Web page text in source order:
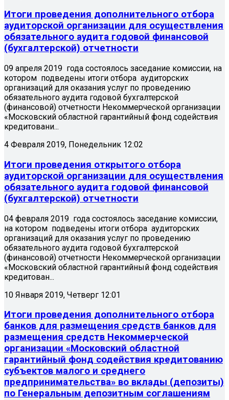
Итоги проведения дополнительного отбора
аудиторской организации для осуществления
обязательного аудита годовой финансовой
(бухгалтерской) отчетности
09 апреля 2019 года состоялось заседание комиссии, на
котором подведены итоги отбора аудиторских
организаций для оказания услуг по проведению
обязательного аудита годовой бухгалтерской
(финансовой) отчетности Некоммерческой организации
«Московский областной гарантийный фонд содействия
кредитовани...
4 Февраля 2019, Понедельник 12:02
Итоги проведения открытого отбора
аудиторской организации для осуществления
обязательного аудита годовой финансовой
(бухгалтерской) отчетности
04 февраля 2019 года состоялось заседание комиссии,
на котором подведены итоги отбора аудиторских
организаций для оказания услуг по проведению
обязательного аудита годовой бухгалтерской
(финансовой) отчетности Некоммерческой организации
«Московский областной гарантийный фонд содействия
кредитован...
10 Января 2019, Четверг 12:01
Итоги проведения дополнительного отбора
банков для размещения средств банков для
размещения средств Некоммерческой
организации «Московский областной
гарантийный фонд содействия кредитованию
субъектов малого и среднего
предпринимательства» во вклады (депозиты)
по Генеральным депозитным соглашениям